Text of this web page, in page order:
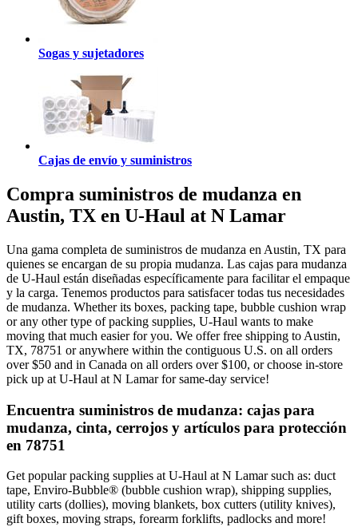
Sogas y sujetadores
Cajas de envío y suministros
Compra suministros de mudanza en
Austin, TX en U-Haul at N Lamar
Una gama completa de suministros de mudanza en Austin, TX para
quienes se encargan de su propia mudanza. Las cajas para mudanza
de U-Haul están diseñadas específicamente para facilitar el empaque
y la carga. Tenemos productos para satisfacer todas tus necesidades
de mudanza. Whether its boxes, packing tape, bubble cushion wrap
or any other type of packing supplies, U-Haul wants to make
moving that much easier for you. We offer free shipping to Austin,
TX, 78751 or anywhere within the contiguous U.S. on all orders
over $50 and in Canada on all orders over $100, or choose in-store
pick up at U-Haul at N Lamar for same-day service!
Encuentra suministros de mudanza: cajas para
mudanza, cinta, cerrojos y artículos para protección
en 78751
Get popular packing supplies at U-Haul at N Lamar such as: duct
tape, Enviro-Bubble® (bubble cushion wrap), shipping supplies,
utility carts (dollies), moving blankets, box cutters (utility knives),
gift boxes, moving straps, forearm forklifts, padlocks and more!